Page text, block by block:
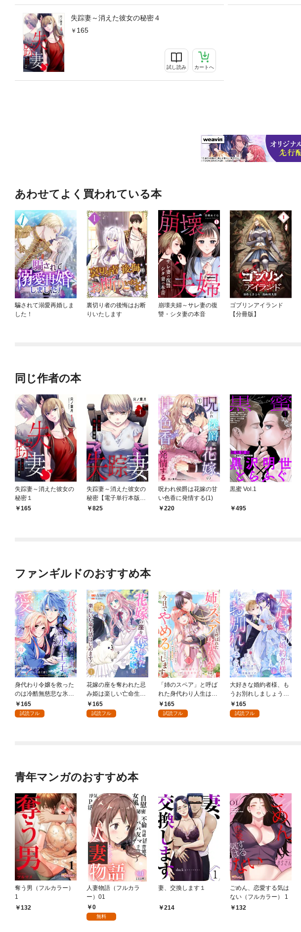
失踪妻～消えた彼女の秘密４
165
試し読み カートへ
あわせてよく買われている本
騙されて溺愛再婚しま
した！
裏切り者の後悔はお断
りいたします
崩壊夫婦～サレ妻の復
讐・シタ妻の本音
ゴブリンアイランド
【分冊版】
同じ作者の本
失踪妻～消えた彼女の
秘密１
165
失踪妻～消えた彼女の
秘密【電子単行本版】
１825
呪われ侯爵は花嫁の甘
い色香に発情する(1)
220
黒蜜 Vol.1
495
ファンギルドのおすすめ本
身代わり令嬢を救った
のは冷酷無慈悲な氷の
王子の愛でした１
165
試読フル
花嫁の座を奪われた忌
み姫は楽しい亡命生活
はじめます！１
165
試読フル
「姉のスペア」と呼ば
れた身代わり人生は、
今日でやめることにし
ます～辺境で自由を満
165
試読フル
大好きな婚約者様、も
うお別れしましょう。
１165
試読フル
青年マンガのおすすめ本
奪う男（フルカラー）
1
132
人妻物語（フルカラ
ー）01
0
無料
妻、交換します１
214
ごめん、恋愛する気は
ない（フルカラー） 1
132